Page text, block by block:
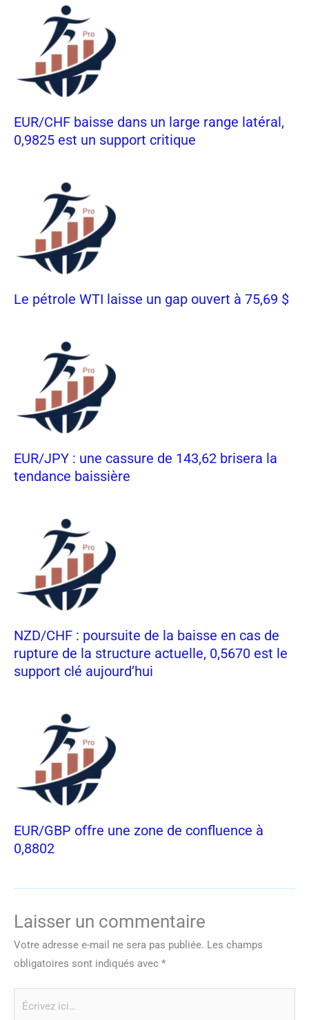
EUR/CHF baisse dans un large range latéral,
0,9825 est un support critique
Le pétrole WTI laisse un gap ouvert à 75,69 $
EUR/JPY : une cassure de 143,62 brisera la
tendance baissière
NZD/CHF : poursuite de la baisse en cas de
rupture de la structure actuelle, 0,5670 est le
support clé aujourd’hui
EUR/GBP offre une zone de confluence à
0,8802
Laisser un commentaire
Votre adresse e-mail ne sera pas publiée. Les champs
obligatoires sont indiqués avec *